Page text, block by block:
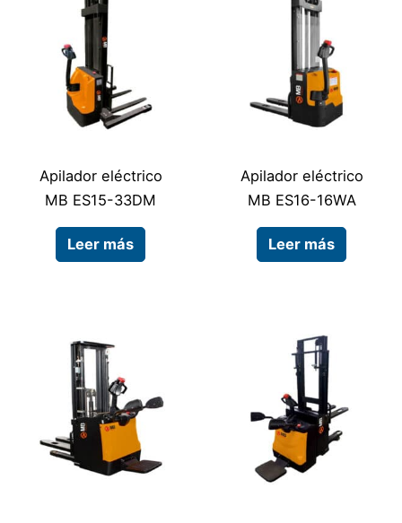
Apilador eléctrico
MB ES15-33DM
Leer más
Apilador eléctrico
MB ES16-16WA
Leer más